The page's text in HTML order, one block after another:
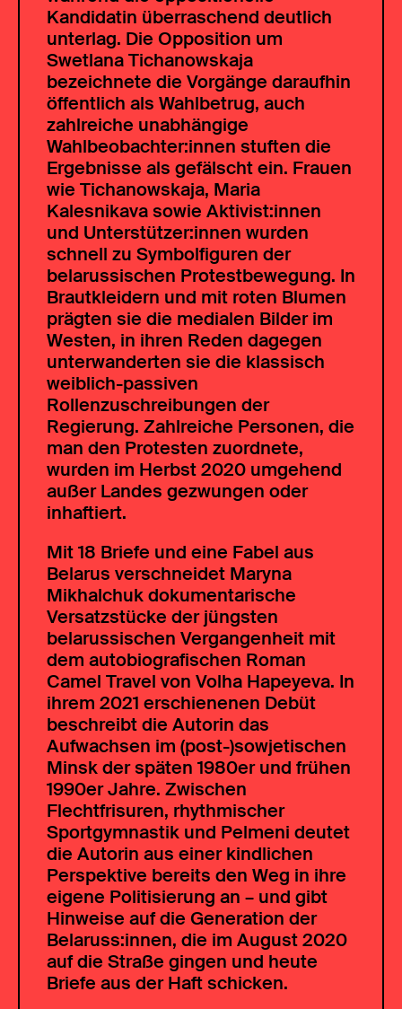
Kandidatin überraschend deutlich
unterlag. Die Opposition um
Swetlana Tichanowskaja
bezeichnete die Vorgänge daraufhin
öffentlich als Wahlbetrug, auch
zahlreiche unabhängige
Wahlbeobachter:innen stuften die
Ergebnisse als gefälscht ein. Frauen
wie Tichanowskaja, Maria
Kalesnikava sowie Aktivist:innen
und Unterstützer:innen wurden
schnell zu Symbolfiguren der
belarussischen Protestbewegung. In
Brautkleidern und mit roten Blumen
prägten sie die medialen Bilder im
Westen, in ihren Reden dagegen
unterwanderten sie die klassisch
weiblich-passiven
Rollenzuschreibungen der
Regierung. Zahlreiche Personen, die
man den Protesten zuordnete,
wurden im Herbst 2020 umgehend
außer Landes gezwungen oder
inhaftiert.
Mit 18 Briefe und eine Fabel aus
Belarus verschneidet Maryna
Mikhalchuk dokumentarische
Versatzstücke der jüngsten
belarussischen Vergangenheit mit
dem autobiografischen Roman
Camel Travel von Volha Hapeyeva. In
ihrem 2021 erschienenen Debüt
beschreibt die Autorin das
Aufwachsen im (post-)sowjetischen
Minsk der späten 1980er und frühen
1990er Jahre. Zwischen
Flechtfrisuren, rhythmischer
Sportgymnastik und Pelmeni deutet
die Autorin aus einer kindlichen
Perspektive bereits den Weg in ihre
eigene Politisierung an – und gibt
Hinweise auf die Generation der
Belaruss:innen, die im August 2020
auf die Straße gingen und heute
Briefe aus der Haft schicken.